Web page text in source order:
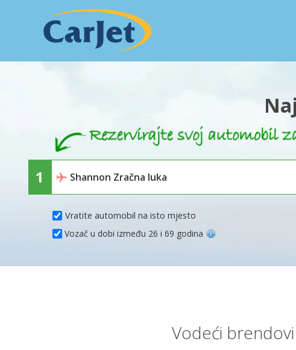
Vratite automobil na isto mjesto
Vozač u dobi između 26 i 69 godina
Vodeći